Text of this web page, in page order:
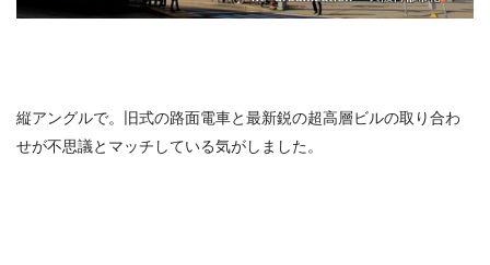
縦アングルで。旧式の路面電車と最新鋭の超高層ビルの取り合わ
せが不思議とマッチしている気がしました。